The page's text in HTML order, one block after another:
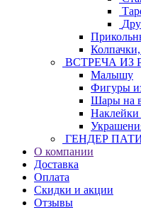
ВСТРЕЧА ИЗ
Малышу
Фигуры
Шары на
Наклейки
ГЕНДЕР
О компании
Доставка
Оплата
Скидки и акции
Отзывы